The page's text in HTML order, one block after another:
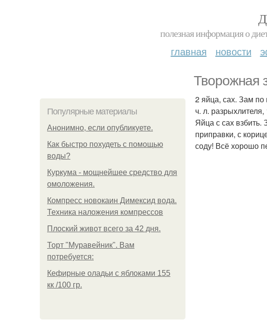
полезная информация о
главная новости
Творожная
Популярные материалы
Анонимно, если опубликуете.
Как быстро похудеть с помощью
воды?
Куркума - мощнейшее средство для
омоложения.
Компресс новокаин Димексид вода.
Техника наложения компрессов
Плоский живот всего за 42 дня.
Торт "Муравейник". Вам
потребуется:
Кефирные оладьи с яблоками 155
кк /100 гр.
2 яйца, сах. Зам по
ч. л. разрыхлителя,
Яйца с сах
приправки, с
соду! Всё хорошо